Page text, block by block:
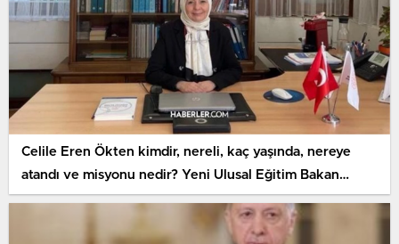
Celile Eren Ökten kimdir, nereli, kaç yaşında, nereye
atandı ve misyonu nedir? Yeni Ulusal Eğitim Bakan
Yardımcısı Celile Eren Ökten kimdir?